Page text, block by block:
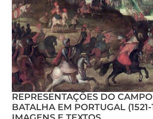
REPRESENTAÇÕES DO
BATALHA EM PORTUGAL (1521-